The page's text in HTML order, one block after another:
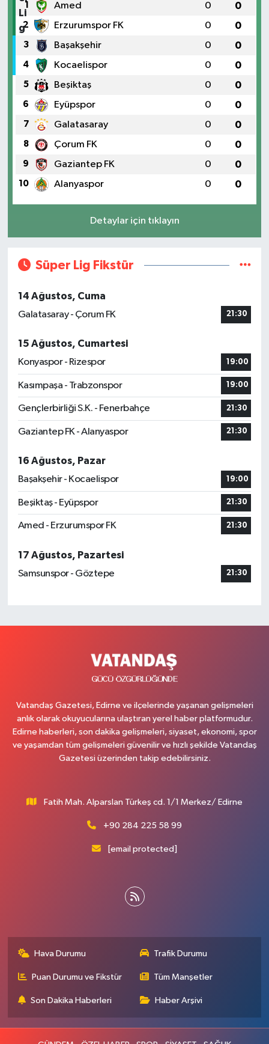
1 Amed 0 0
2 Erzurumspor FK 0 0
3 Başakşehir 0 0
4 Kocaelispor 0 0
5 Beşiktaş 0 0
6 Eyüpspor 0 0
7 Galatasaray 0 0
8 Çorum FK 0 0
9 Gaziantep FK 0 0
10 Alanyaspor 0 0
Detaylar için tıklayın
Süper Lig Fikstür
14 Ağustos, Cuma
Galatasaray - Çorum FK
21:30
15 Ağustos, Cumartesi
Konyaspor - Rizespor
19:00
Kasımpaşa - Trabzonspor 19:00
Gençlerbirliği S.K. - Fenerbahçe 21:30
Gaziantep FK - Alanyaspor 21:30
16 Ağustos, Pazar
Başakşehir - Kocaelispor
19:00
Beşiktaş - Eyüpspor 21:30
Amed - Erzurumspor FK 21:30
17 Ağustos, Pazartesi
Samsunspor - Göztepe
21:30
Vatandaş Gazetesi, Edirne ve ilçelerinde yaşanan gelişmeleri
anlık olarak okuyucularına ulaştıran yerel haber platformudur.
Edirne haberleri, son dakika gelişmeleri, siyaset, ekonomi, spor
ve yaşamdan tüm gelişmeleri güvenilir ve hızlı şekilde Vatandaş
Gazetesi üzerinden takip edebilirsiniz.
Fatih Mah. Alparslan Türkeş cd. 1/1 Merkez/ Edirne
+90 284 225 58 99
[email protected]
Hava Durumu Trafik Durumu
Puan Durumu ve Fikstür Tüm Manşetler
Son Dakika Haberleri Haber Arşivi